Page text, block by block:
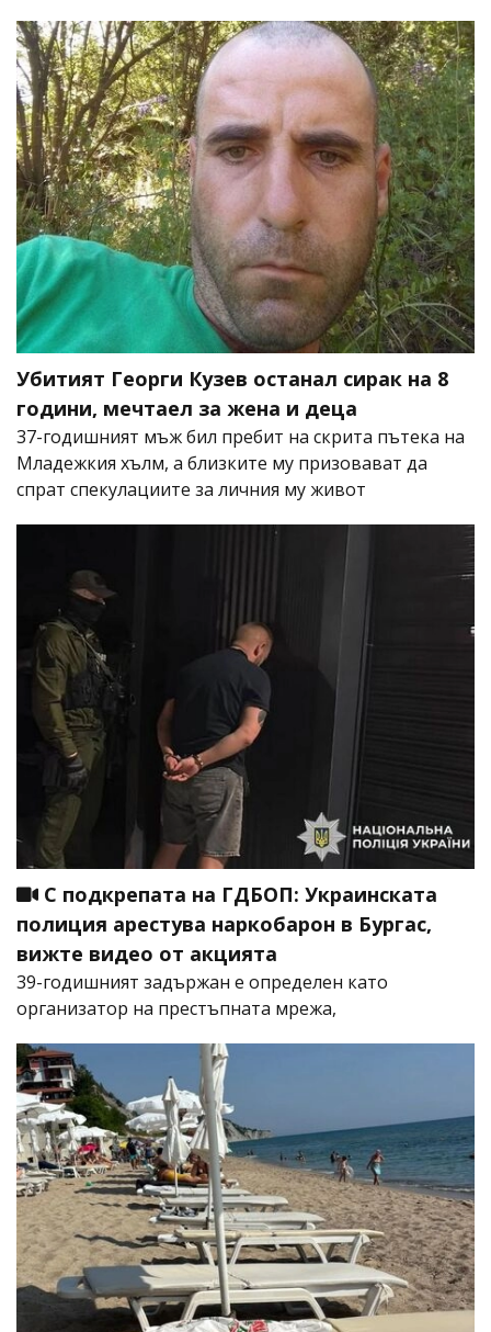
Убитият Георги Кузев останал сирак на 8
години, мечтаел за жена и деца
37-годишният мъж бил пребит на скрита пътека на
Младежкия хълм, а близките му призовават да
спрат спекулациите за личния му живот
С подкрепата на ГДБОП: Украинската
полиция арестува наркобарон в Бургас,
вижте видео от акцията
39-годишният задържан е определен като
организатор на престъпната мрежа,